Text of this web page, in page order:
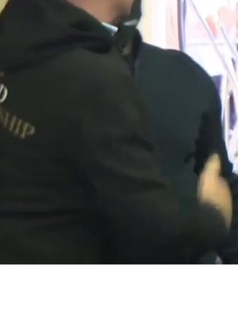
explicado con minucioso detalle las
buscado en Google las reglas de la
de carrera y qué significa empezar con
se habrán sentado con entusiasmo frente a
al final, pero sobre todo, esperando
por aprovechar la ferocidad de la
a largo plazo.